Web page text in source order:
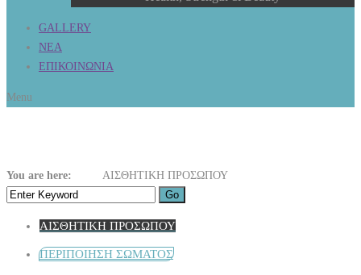
GALLERY
ΝΕΑ
ΕΠΙΚΟΙΝΩΝΙΑ
Menu
You are here: ΑΙΣΘΗΤΙΚΗ ΠΡΟΣΩΠΟΥ
ΑΙΣΘΗΤΙΚΗ ΠΡΟΣΩΠΟΥ
ΠΕΡΙΠΟΙΗΣΗ ΣΩΜΑΤΟΣ